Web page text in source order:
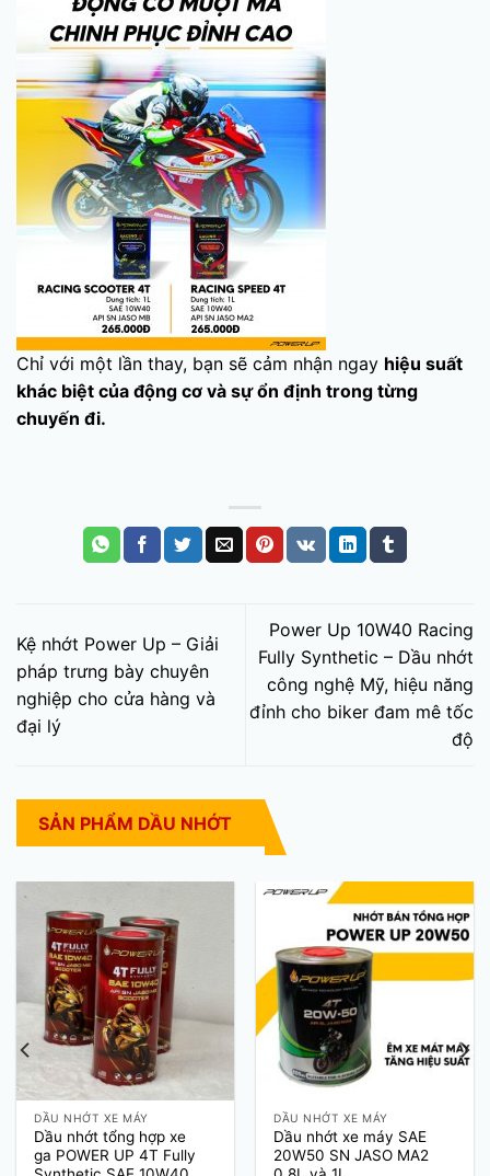
Chỉ với một lần thay, bạn sẽ cảm nhận ngay hiệu suất
khác biệt của động cơ và sự ổn định trong từng
chuyến đi.
Kệ nhớt Power Up – Giải
pháp trưng bày chuyên
nghiệp cho cửa hàng và
đại lý
Power Up 10W40 Racing
Fully Synthetic – Dầu nhớt
công nghệ Mỹ, hiệu năng
đỉnh cho biker đam mê tốc
độ
SẢN PHẨM DẦU NHỚT
DẦU NHỚT XE MÁY
Dầu nhớt tổng hợp xe
ga POWER UP 4T Fully
DẦU NHỚT XE MÁY
Dầu nhớt xe máy SAE
20W50 SN JASO MA2